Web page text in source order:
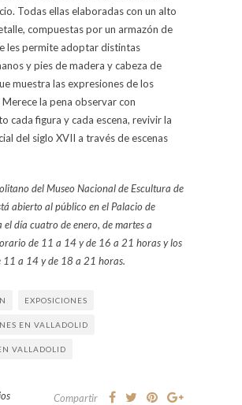
Todas ellas elaboradas con un alto
compuestas por un armazón de
les permite adoptar distintas
y pies de madera y cabeza de
muestra las expresiones de los
la pena observar con
cada figura y cada escena, revivir la
del siglo XVII a través de escenas
del Museo Nacional de Escultura de
abierto al público en el Palacio de
el día cuatro de enero, de martes a
de 11 a 14 y de 16 a 21 horas y los
11 a 14 y de 18 a 21 horas.
EXPOSICIONES
EN VALLADOLID
VALLADOLID
Compartir